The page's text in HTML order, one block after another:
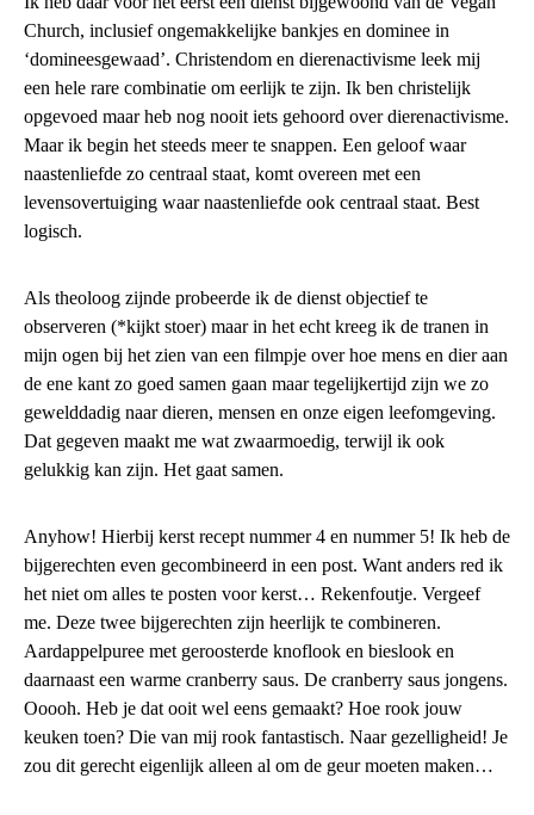
Church, inclusief ongemakkelijke bankjes en dominee in
‘domineesgewaad’. Christendom en dierenactivisme leek mij
een hele rare combinatie om eerlijk te zijn. Ik ben christelijk
opgevoed maar heb nog nooit iets gehoord over dierenactivisme.
Maar ik begin het steeds meer te snappen. Een geloof waar
naastenliefde zo centraal staat, komt overeen met een
levensovertuiging waar naastenliefde ook centraal staat. Best
logisch.
Als theoloog zijnde probeerde ik de dienst objectief te
observeren (*kijkt stoer) maar in het echt kreeg ik de tranen in
mijn ogen bij het zien van een filmpje over hoe mens en dier aan
de ene kant zo goed samen gaan maar tegelijkertijd zijn we zo
gewelddadig naar dieren, mensen en onze eigen leefomgeving.
Dat gegeven maakt me wat zwaarmoedig, terwijl ik ook
gelukkig kan zijn. Het gaat samen.
Anyhow! Hierbij kerst recept nummer 4 en nummer 5! Ik heb de
bijgerechten even gecombineerd in een post. Want anders red ik
het niet om alles te posten voor kerst… Rekenfoutje. Vergeef
me. Deze twee bijgerechten zijn heerlijk te combineren.
Aardappelpuree met geroosterde knoflook en bieslook en
daarnaast een warme cranberry saus. De cranberry saus jongens.
Ooooh. Heb je dat ooit wel eens gemaakt? Hoe rook jouw
keuken toen? Die van mij rook fantastisch. Naar gezelligheid! Je
zou dit gerecht eigenlijk alleen al om de geur moeten maken…